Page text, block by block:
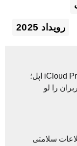
رویداد 2025
افشای نشت آدرس IP در iCloud Private Relay اپل؛
را لو
سلامتی